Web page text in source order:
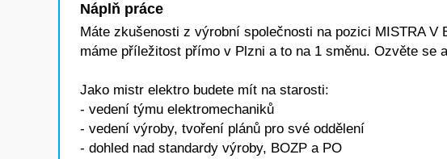
Náplň práce
Máte zkušenosti z výrobní společnosti na pozici MISTRA V
máme příležitost přímo v Plzni a to na 1 směnu. Ozvěte se
Jako mistr elektro budete mít na starosti:
- vedení týmu elektromechaniků
- vedení výroby, tvoření plánů pro své oddělení
- dohled nad standardy výroby, BOZP a PO